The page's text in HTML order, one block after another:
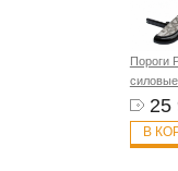
Пороги
25
В